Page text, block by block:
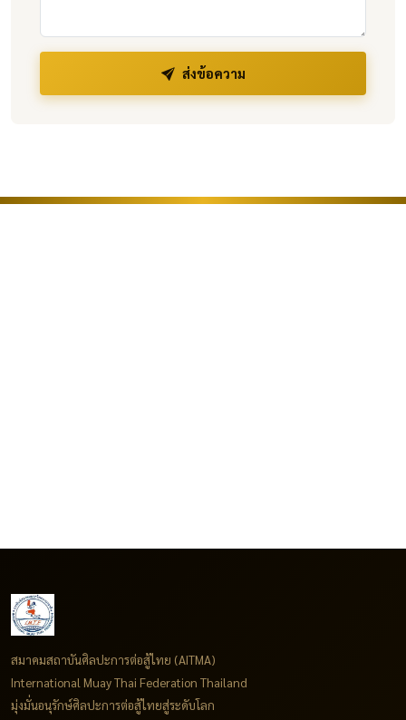
ส่งข้อความ
สมาคมสถาบันศิลปะการต่อสู้ไทย (AITMA)
International Muay Thai Federation Thailand
มุ่งมั่นอนุรักษ์ศิลปะการต่อสู้ไทยสู่ระดับโลก